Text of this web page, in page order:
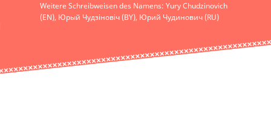
Weitere Schreibweisen des Namens: Yury Chudzinovich
(EN), Юрый Чудзіновіч (BY), Юрий Чудинович (RU)